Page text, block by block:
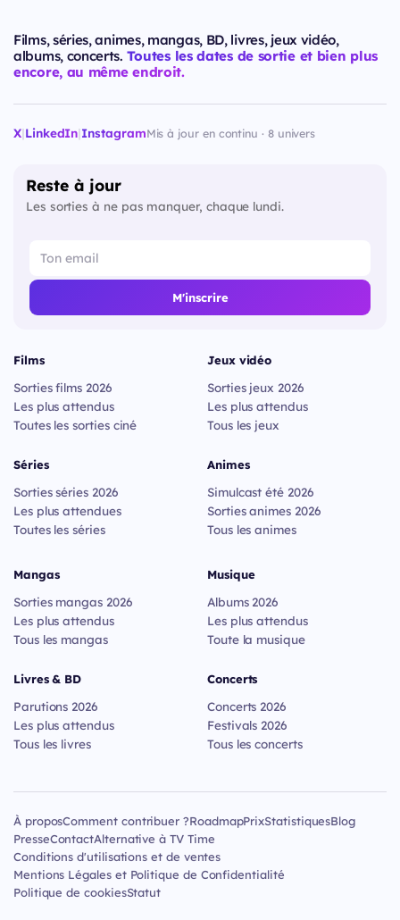
Films, séries, animes, mangas, BD, livres, jeux vidéo,
albums, concerts. Toutes les dates de sortie et bien plus
encore, au même endroit.
X|LinkedIn|InstagramMis à jour en continu · 8 univers
Reste à jour
Les sorties à ne pas manquer, chaque lundi.
M'inscrire
Films
Sorties films 2026
Les plus attendus
Toutes les sorties ciné
Séries
Sorties séries 2026
Les plus attendues
Toutes les séries
Jeux vidéo
Sorties jeux 2026
Les plus attendus
Tous les jeux
Animes
Simulcast été 2026
Sorties animes 2026
Tous les animes
Mangas
Sorties mangas 2026
Les plus attendus
Tous les mangas
Livres & BD
Parutions 2026
Les plus attendus
Tous les livres
Musique
Albums 2026
Les plus attendus
Toute la musique
Concerts
Concerts 2026
Festivals 2026
Tous les concerts
À proposComment contribuer ?RoadmapPrixStatistiquesBlog
PresseContactAlternative à TV Time
Conditions d'utilisations et de ventes
Mentions Légales et Politique de Confidentialité
Politique de cookiesStatut